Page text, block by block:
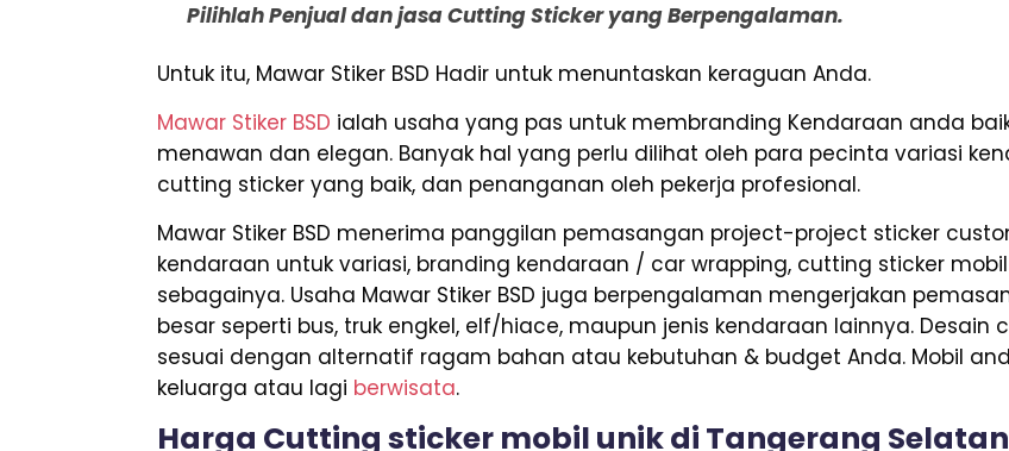
Pilihlah Penjual dan jasa Cutting Sticker yang Berpengalaman.
Untuk itu, Mawar Stiker BSD Hadir untuk menuntaskan keraguan Anda.
Mawar Stiker BSD ialah usaha yang pas untuk membranding Kendaraan anda
menawan dan elegan. Banyak hal yang perlu dilihat oleh para pecinta variasi
cutting sticker yang baik, dan penanganan oleh pekerja profesional.
Mawar Stiker BSD menerima panggilan pemasangan project-project sticker
kendaraan untuk variasi, branding kendaraan / car wrapping, cutting sticker
sebagainya. Usaha Mawar Stiker BSD juga berpengalaman mengerjakan
besar seperti bus, truk engkel, elf/hiace, maupun jenis kendaraan lainnya.
sesuai dengan alternatif ragam bahan atau kebutuhan & budget Anda. Mobil
keluarga atau lagi berwisata.
Harga Cutting sticker mobil unik di Tangerang Selatan